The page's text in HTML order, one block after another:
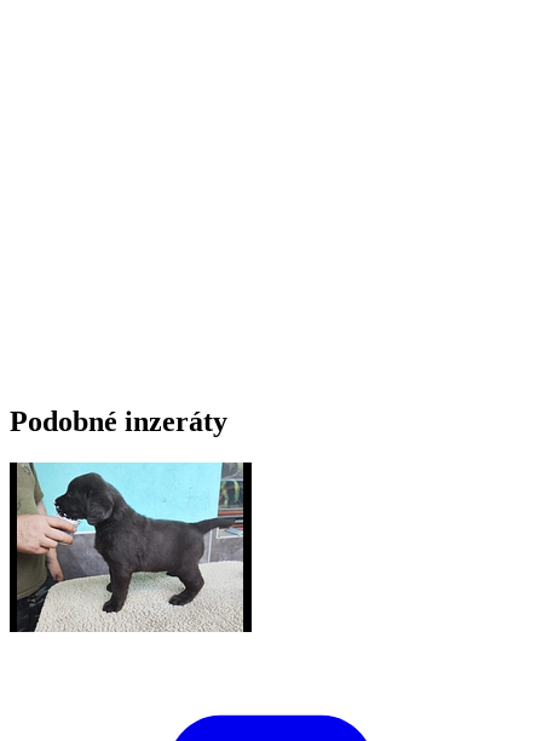
Podobné inzeráty